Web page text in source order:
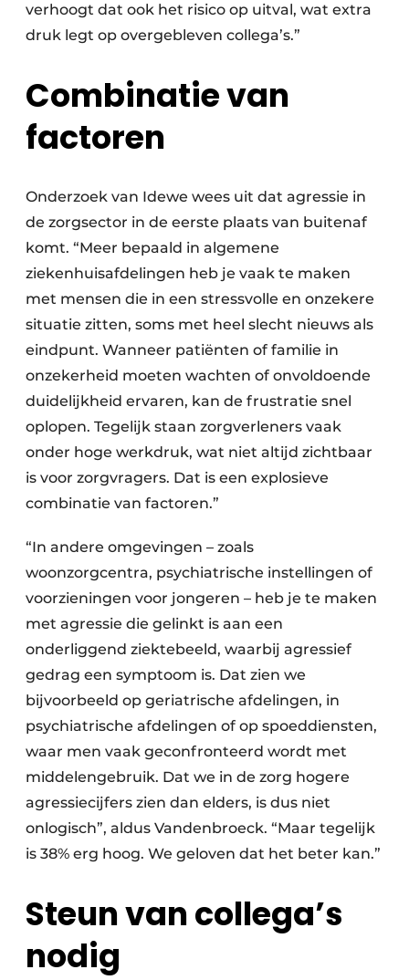
verhoogt dat ook het risico op uitval, wat extra
druk legt op overgebleven collega’s.”
Combinatie van
factoren
Onderzoek van Idewe wees uit dat agressie in
de zorgsector in de eerste plaats van buitenaf
komt. “Meer bepaald in algemene
ziekenhuisafdelingen heb je vaak te maken
met mensen die in een stressvolle en onzekere
situatie zitten, soms met heel slecht nieuws als
eindpunt. Wanneer patiënten of familie in
onzekerheid moeten wachten of onvoldoende
duidelijkheid ervaren, kan de frustratie snel
oplopen. Tegelijk staan zorgverleners vaak
onder hoge werkdruk, wat niet altijd zichtbaar
is voor zorgvragers. Dat is een explosieve
combinatie van factoren.”
“In andere omgevingen – zoals
woonzorgcentra, psychiatrische instellingen of
voorzieningen voor jongeren – heb je te maken
met agressie die gelinkt is aan een
onderliggend ziektebeeld, waarbij agressief
gedrag een symptoom is. Dat zien we
bijvoorbeeld op geriatrische afdelingen, in
psychiatrische afdelingen of op spoeddiensten,
waar men vaak geconfronteerd wordt met
middelengebruik. Dat we in de zorg hogere
agressiecijfers zien dan elders, is dus niet
onlogisch”, aldus Vandenbroeck. “Maar tegelijk
is 38% erg hoog. We geloven dat het beter kan.”
Steun van collega’s
nodig